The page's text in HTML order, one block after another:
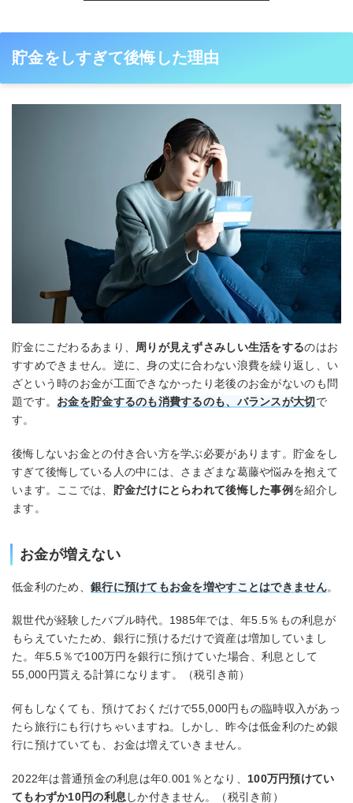
貯金をしすぎて後悔した理由
貯金にこだわるあまり、 周りが見えずさみしい生活をするのはお
すすめできません。逆に、身の丈に合わない浪費を繰り返し、い
ざという時のお金が工面できなかったり老後のお金がないのも問
題です。 お金を貯金するのも消費するのも、バランスが大切で
す。
後悔しないお金との付き合い方を学ぶ必要があります。貯金をし
すぎて後悔している人の中には、さまざまな葛藤や悩みを抱えて
います。ここでは、
貯金だけにとらわれて後悔した事例を紹介し
ます。
お金が増えない
低金利のため、 銀行に預けてもお金を増やすことはできません。
親世代が経験したバブル時代。1985年では、年5.5％もの利息が
もらえていたため、銀行に預けるだけで資産は増加していまし
た。年5.5％で100万円を銀行に預けていた場合、利息として
55,000円貰える計算になります。（税引き前）
何もしなくても、預けておくだけで55,000円もの臨時収入があっ
たら旅行にも行けちゃいますね。しかし、昨今は低金利のため銀
行に預けていても、お金は増えていきません。
2022年は普通預金の利息は年0.001％となり、 100万円預けてい
てもわずか10円の利息 しか付きません。（税引き前）